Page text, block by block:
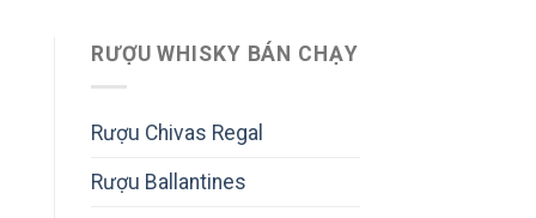
RƯỢU WHISKY BÁN CHẠY
Rượu Chivas Regal
Rượu Ballantines